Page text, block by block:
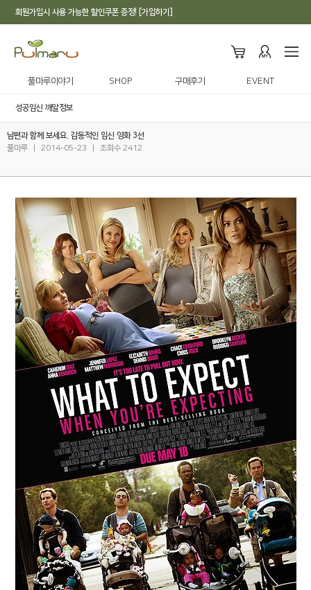
회원가입시 사용 가능한 할인쿠폰 증정! [가입하기]
풀마루이야기 SHOP 구매후기 EVENT
성공임신 깨알정보
남편과 함께 보세요. 감동적인 임신 영화 3선
풀마루
| 2014-05-23 | 조회수 2412